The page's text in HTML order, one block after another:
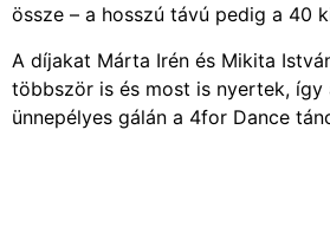
össze – a hosszú távú pedig a 40
A díjakat Márta Irén és Mikita
többször is és most is nyertek, így
ünnepélyes gálán a 4for Dance